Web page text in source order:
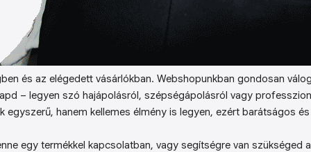
és az elégedett vásárlókban. Webshopunkban gondosan
– legyen szó hajápolásról, szépségápolásról vagy
egyszerű, hanem kellemes élmény is legyen, ezért barátságos
egy termékkel kapcsolatban, vagy segítségre van szükséged